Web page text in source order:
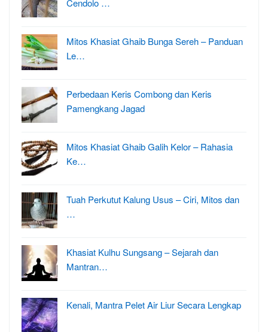
Cendolo …
Mitos Khasiat Ghaib Bunga Sereh – Panduan
Le…
Perbedaan Keris Combong dan Keris
Pamengkang Jagad
Mitos Khasiat Ghaib Galih Kelor – Rahasia
Ke…
Tuah Perkutut Kalung Usus – Ciri, Mitos dan
…
Khasiat Kulhu Sungsang – Sejarah dan
Mantran…
Kenali, Mantra Pelet Air Liur Secara Lengkap